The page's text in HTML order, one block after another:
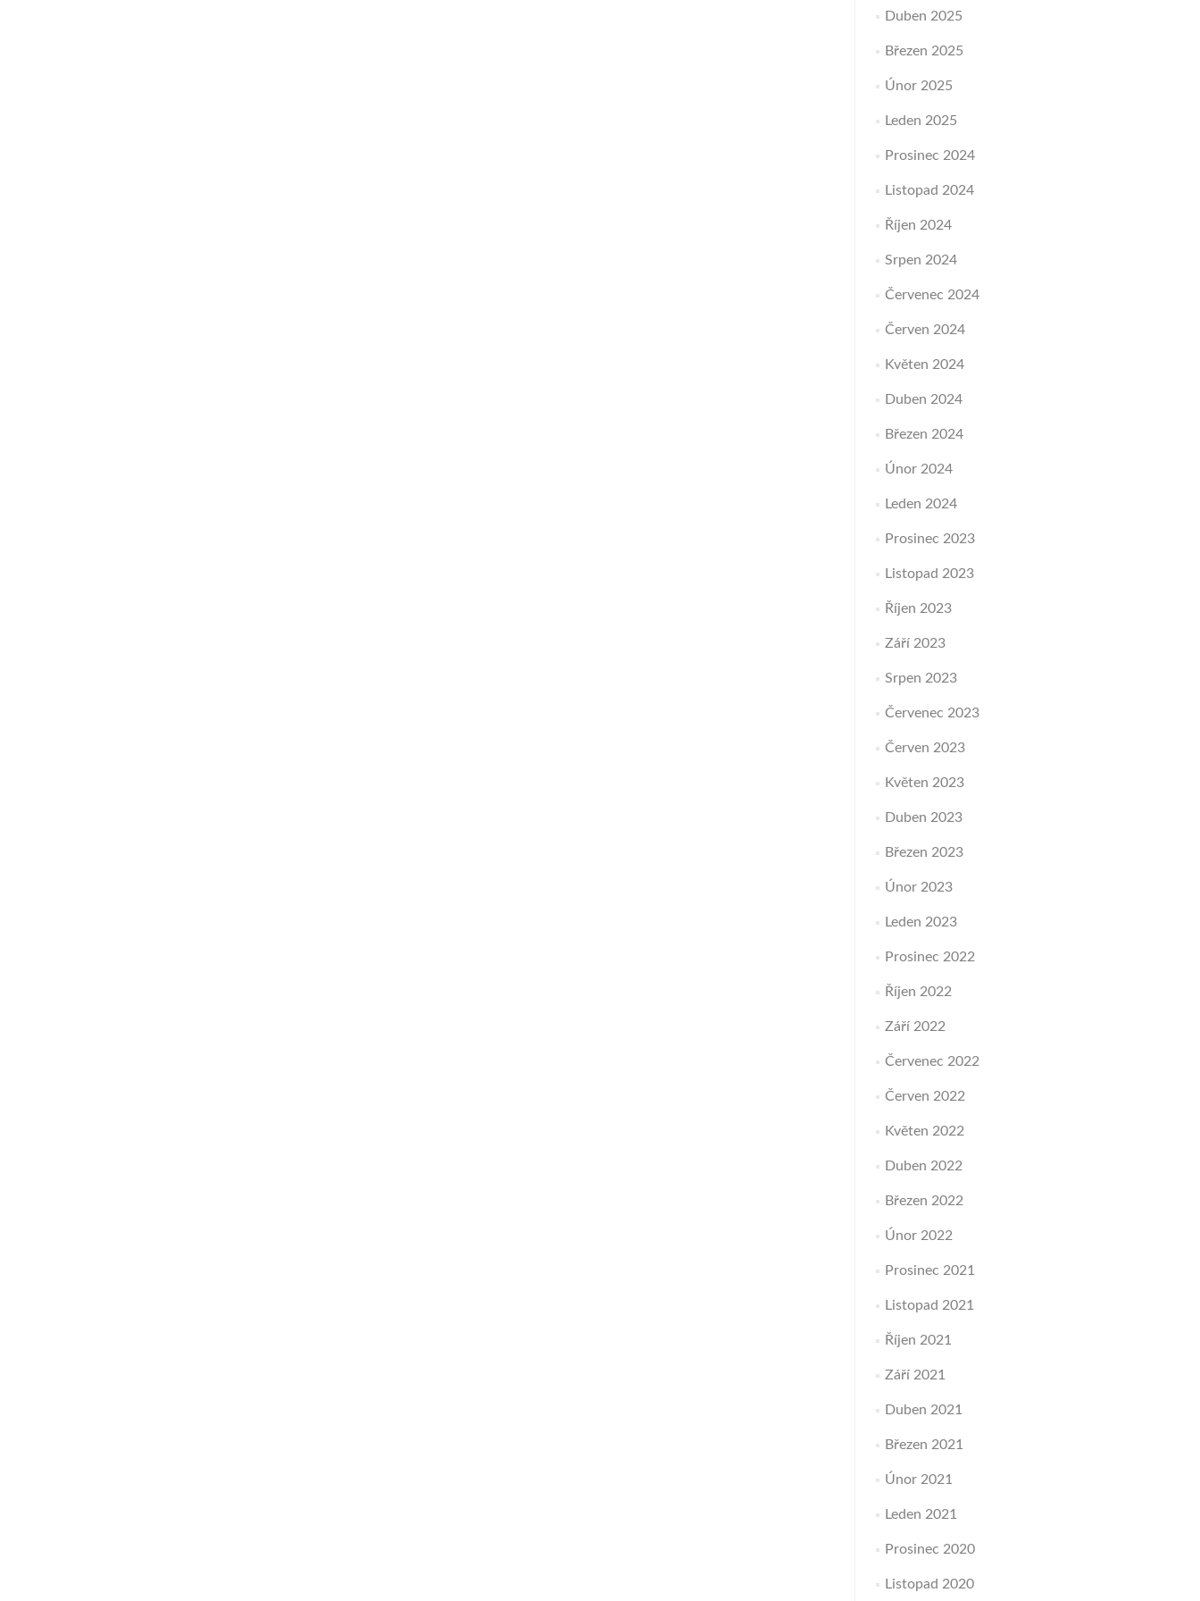
Duben 2025
Březen 2025
Únor 2025
Leden 2025
Prosinec 2024
Listopad 2024
Říjen 2024
Srpen 2024
Červenec 2024
Červen 2024
Květen 2024
Duben 2024
Březen 2024
Únor 2024
Leden 2024
Prosinec 2023
Listopad 2023
Říjen 2023
Září 2023
Srpen 2023
Červenec 2023
Červen 2023
Květen 2023
Duben 2023
Březen 2023
Únor 2023
Leden 2023
Prosinec 2022
Říjen 2022
Září 2022
Červenec 2022
Červen 2022
Květen 2022
Duben 2022
Březen 2022
Únor 2022
Prosinec 2021
Listopad 2021
Říjen 2021
Září 2021
Duben 2021
Březen 2021
Únor 2021
Leden 2021
Prosinec 2020
Listopad 2020